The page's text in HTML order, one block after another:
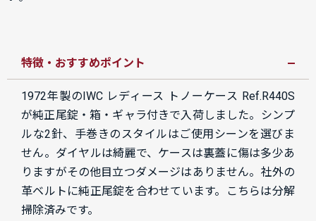
特徴・おすすめポイント
1972年製のIWC レディース トノーケース Ref.R440S
が純正尾錠・箱・ギャラ付きで入荷しました。シンプ
ルな2針、手巻きのスタイルはご使用シーンを選びま
せん。ダイヤルは綺麗で、ケースは裏蓋に傷は多少あ
りますがその他目立つダメージはありません。社外の
革ベルトに純正尾錠を合わせています。こちらは分解
掃除済みです。